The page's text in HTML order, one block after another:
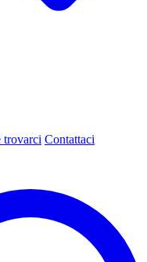
trovarci Contattaci